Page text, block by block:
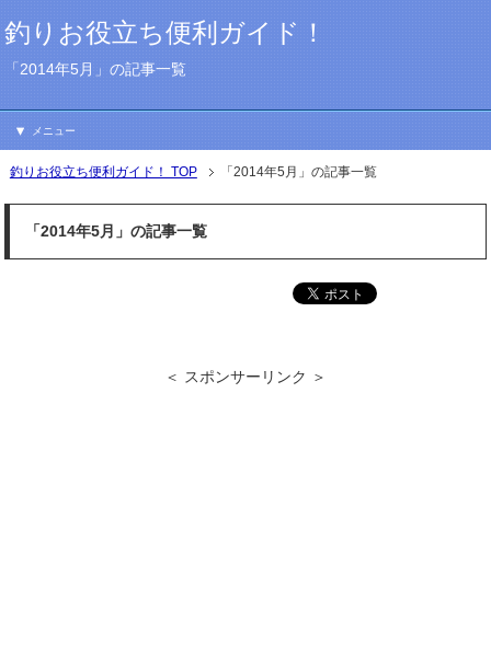
釣りお役立ち便利ガイド！
「2014年5月」の記事一覧
メニュー
釣りお役立ち便利ガイド！ TOP 「2014年5月」の記事一覧
「2014年5月」の記事一覧
＜ スポンサーリンク ＞